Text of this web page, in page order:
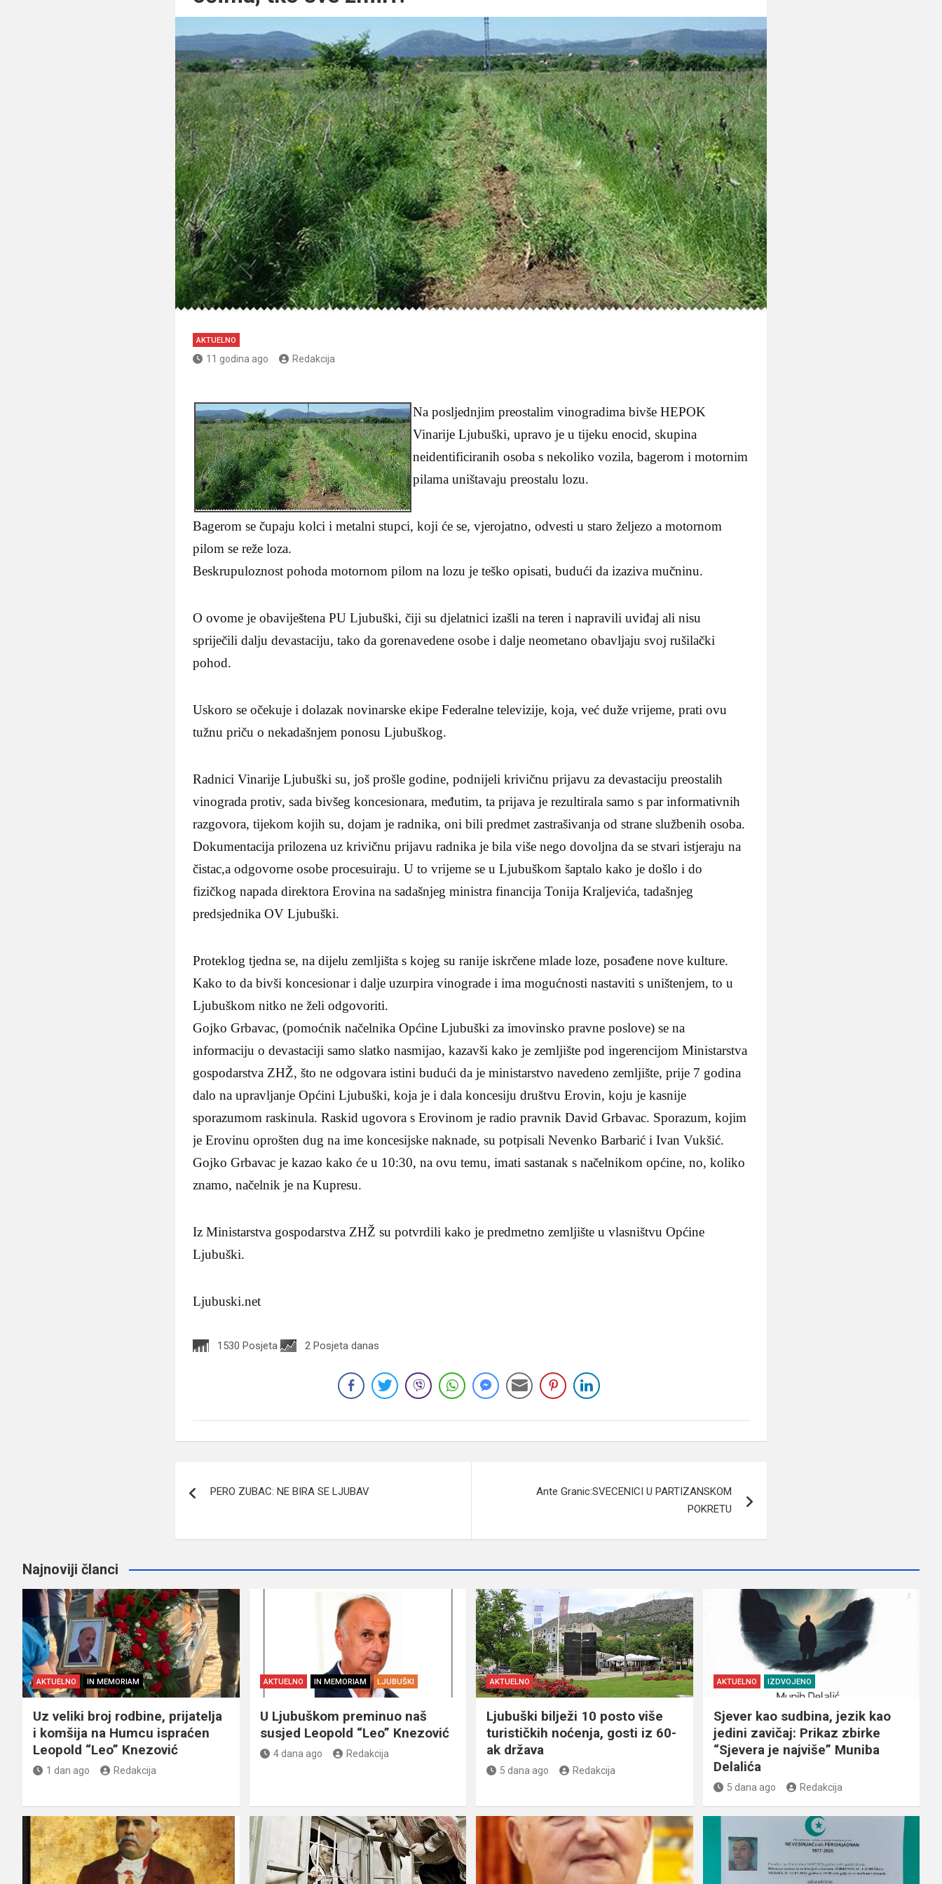
AKTUELNO
11 godina ago Redakcija
Na posljednjim preostalim vinogradima bivše HEPOK
Vinarije Ljubuški, upravo je u tijeku enocid, skupina
neidentificiranih osoba s nekoliko vozila, bagerom i motornim
pilama uništavaju preostalu lozu.
Bagerom se čupaju kolci i metalni stupci, koji će se, vjerojatno, odvesti u staro željezo a motornom
pilom se reže loza.
Beskrupuloznost pohoda motornom pilom na lozu je teško opisati, budući da izaziva mučninu.
O ovome je obaviještena PU Ljubuški, čiji su djelatnici izašli na teren i napravili uviđaj ali nisu
spriječili dalju devastaciju, tako da gorenavedene osobe i dalje neometano obavljaju svoj rušilački
pohod.
Uskoro se očekuje i dolazak novinarske ekipe Federalne televizije, koja, već duže vrijeme, prati ovu
tužnu priču o nekadašnjem ponosu Ljubuškog.
Radnici Vinarije Ljubuški su, još prošle godine, podnijeli krivičnu prijavu za devastaciju preostalih
vinograda protiv, sada bivšeg koncesionara, međutim, ta prijava je rezultirala samo s par informativnih
razgovora, tijekom kojih su, dojam je radnika, oni bili predmet zastrašivanja od strane službenih osoba.
Dokumentacija prilozena uz krivičnu prijavu radnika je bila više nego dovoljna da se stvari istjeraju na
čistac,a odgovorne osobe procesuiraju. U to vrijeme se u Ljubuškom šaptalo kako je došlo i do
fizičkog napada direktora Erovina na sadašnjeg ministra financija Tonija Kraljevića, tadašnjeg
predsjednika OV Ljubuški.
Proteklog tjedna se, na dijelu zemljišta s kojeg su ranije iskrčene mlade loze, posađene nove kulture.
Kako to da bivši koncesionar i dalje uzurpira vinograde i ima mogućnosti nastaviti s uništenjem, to u
Ljubuškom nitko ne želi odgovoriti.
Gojko Grbavac, (pomoćnik načelnika Općine Ljubuški za imovinsko pravne poslove) se na
informaciju o devastaciji samo slatko nasmijao, kazavši kako je zemljište pod ingerencijom Ministarstva
gospodarstva ZHŽ, što ne odgovara istini budući da je ministarstvo navedeno zemljište, prije 7 godina
dalo na upravljanje Općini Ljubuški, koja je i dala koncesiju društvu Erovin, koju je kasnije
sporazumom raskinula. Raskid ugovora s Erovinom je radio pravnik David Grbavac. Sporazum, kojim
je Erovinu oprošten dug na ime koncesijske naknade, su potpisali Nevenko Barbarić i Ivan Vukšić.
Gojko Grbavac je kazao kako će u 10:30, na ovu temu, imati sastanak s načelnikom općine, no, koliko
znamo, načelnik je na Kupresu.
Iz Ministarstva gospodarstva ZHŽ su potvrdili kako je predmetno zemljište u vlasništvu Općine
Ljubuški.
Ljubuski.net
1530 Posjeta 2 Posjeta danas
članaka
PERO ZUBAC: NE BIRA SE LJUBAV
Ante Granic:SVECENICI U PARTIZANSKOM
POKRETU
Najnoviji članci
AKTUELNO IN MEMORIAM
Uz veliki broj rodbine, prijatelja
i komšija na Humcu ispraćen
Leopold “Leo” Knezović
1 dan ago Redakcija
AKTUELNO IN MEMORIAM LJUBUŠKI
U Ljubuškom preminuo naš
susjed Leopold “Leo” Knezović
4 dana ago Redakcija
AKTUELNO
Ljubuški bilježi 10 posto više
turističkih noćenja, gosti iz 60-
ak država
5 dana ago Redakcija
AKTUELNO IZDVOJENO
Sjever kao sudbina, jezik kao
jedini zavičaj: Prikaz zbirke
“Sjevera je najviše” Muniba
Delalića
5 dana ago Redakcija